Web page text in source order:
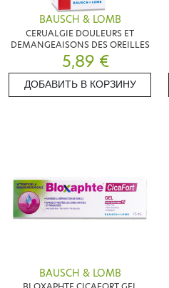
BAUSCH & LOMB
CERUALGIE DOULEURS ET
DEMANGEAISONS DES OREILLES
5,89 €
ДОБАВИТЬ В КОРЗИНУ
BAUSCH & LOMB